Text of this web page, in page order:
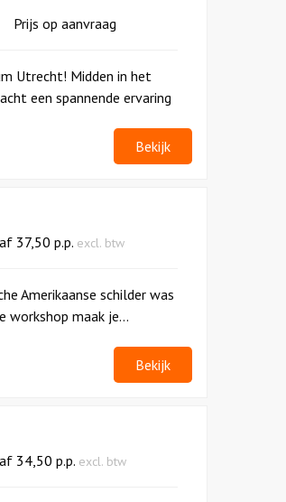
Prijs op aanvraag
Utrecht! Midden in het
een spannende ervaring
Bekijk
37,50 p.p. excl. btw
Amerikaanse schilder was
workshop maak je...
Bekijk
34,50 p.p. excl. btw